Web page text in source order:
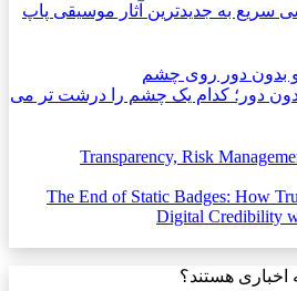
سریع به جدیدترین آثار موسیقی پاپ
بدون دور؛ کدام یک چشم را درشت تر می
The End of Static Badges: How
Digital Credibility
اخباری هستند؟